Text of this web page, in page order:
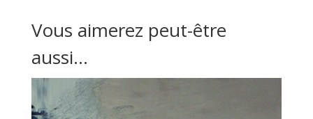
Vous aimerez peut-être
aussi…